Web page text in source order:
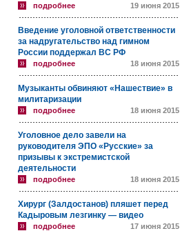
подробнее 19 июня 2015
Введение уголовной ответственности
за надругательство над гимном
России поддержал ВС РФ
подробнее 18 июня 2015
Музыканты обвиняют «Нашествие» в
милитаризации
подробнее 18 июня 2015
Уголовное дело завели на
руководителя ЭПО «Русские» за
призывы к экстремистской
деятельности
подробнее 18 июня 2015
Хирург (Залдостанов) пляшет перед
Кадыровым лезгинку — видео
подробнее 17 июня 2015